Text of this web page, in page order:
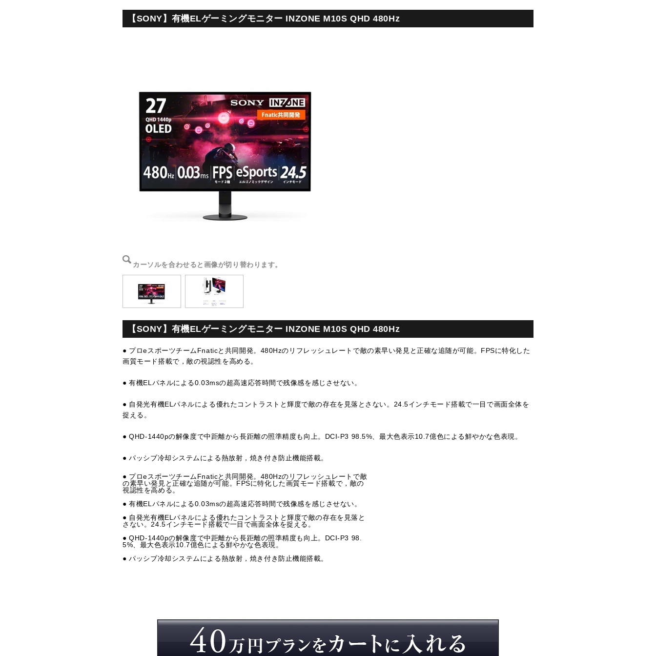
【SONY】有機ELゲーミングモニター INZONE M10S QHD 480Hz
カーソルを合わせると画像が切り替わります。
【SONY】有機ELゲーミングモニター INZONE M10S QHD 480Hz
● プロeスポーツチームFnaticと共同開発。480Hzのリフレッシュレートで敵の素早い発見と正確な追随が可能。FPSに特化した
画質モード搭載で，敵の視認性を高める。
● 有機ELパネルによる0.03msの超高速応答時間で残像感を感じさせない。
● 自発光有機ELパネルによる優れたコントラストと輝度で敵の存在を見落とさない。24.5インチモード搭載で一目で画面全体を
捉える。
● QHD-1440pの解像度で中距離から長距離の照準精度も向上。DCI-P3 98.5%、最大色表示10.7億色による鮮やかな色表現。
● パッシブ冷却システムによる熱放射，焼き付き防止機能搭載。
● プロeスポーツチームFnaticと共同開発。480Hzのリフレッシュレートで敵
の素早い発見と正確な追随が可能。FPSに特化した画質モード搭載で，敵の
視認性を高める。
● 有機ELパネルによる0.03msの超高速応答時間で残像感を感じさせない。
● 自発光有機ELパネルによる優れたコントラストと輝度で敵の存在を見落と
さない。24.5インチモード搭載で一目で画面全体を捉える。
● QHD-1440pの解像度で中距離から長距離の照準精度も向上。DCI-P3 98.
5%、最大色表示10.7億色による鮮やかな色表現。
● パッシブ冷却システムによる熱放射，焼き付き防止機能搭載。